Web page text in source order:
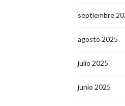
septiembre
agosto 2025
julio 2025
junio 2025